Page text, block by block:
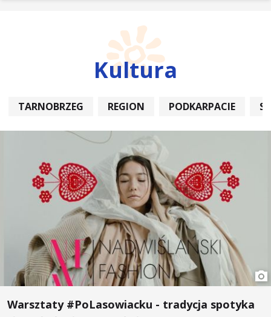
Kultura
TARNOBRZEG REGION PODKARPACIE
Warsztaty #PoLasowiacku - tradycja spotyka